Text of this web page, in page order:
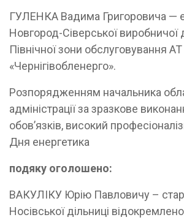
ГУЛЕНКА Вадима Григоровича —
Новгород-Сіверської виробничої
Північної зони обслуговування АТ
«Чернігівобленерго».
Розпорядженням начальника
адміністрації за зразкове
обов’язків, високий
Дня енергетика
подяку оголошено:
ВАКУЛІКУ Юрію Павловичу –
Носівської дільниці